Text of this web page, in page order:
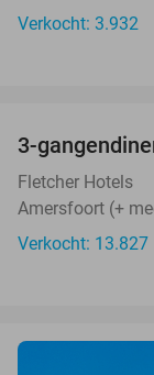
Verkocht: 3.932
3-
Fletcher Hotels
Amersfoort (+
Verkocht: 13.827